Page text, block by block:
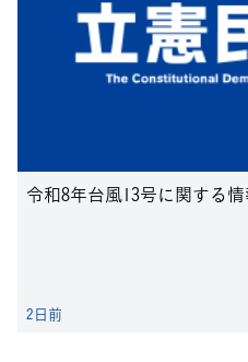
令和8年台風13号に関する
2日前